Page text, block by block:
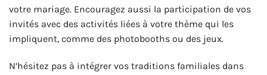
votre mariage. Encouragez aussi la participation de vos
invités avec des activités liées à votre thème qui les
impliquent, comme des photobooths ou des jeux.
N’hésitez pas à intégrer vos traditions familiales dans